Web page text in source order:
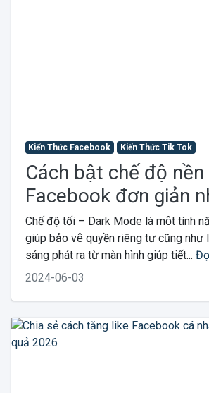
Kiến Thức Facebook Kiến Thức Tik Tok
Cách bật chế độ
Facebook đơn giản
Chế độ tối – Dark Mode là một tính
giúp bảo vệ quyền riêng tư cũng như
sáng phát ra từ màn hình giúp tiết...
2024-06-03